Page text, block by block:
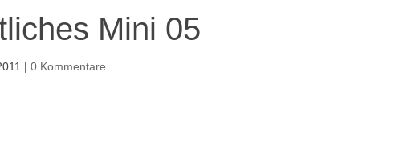
Mini 05
|0 Kommentare